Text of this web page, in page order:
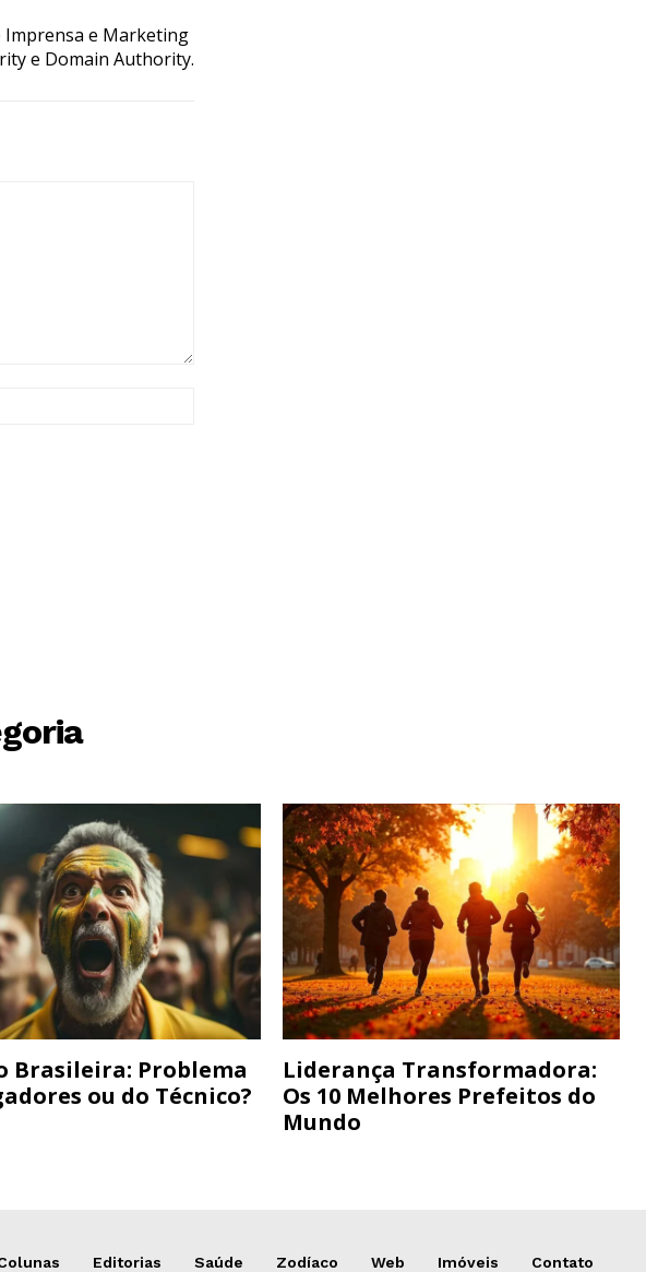
Imprensa e Marketing
e Domain Authority.
Brasileira: Problema
ou do Técnico?
Liderança Transformadora:
Os 10 Melhores Prefeitos do
Mundo
Editorias Saúde Zodíaco Web Imóveis Contato